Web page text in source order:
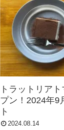
トラットリア
プン！2024年9
ト
2024.08.14